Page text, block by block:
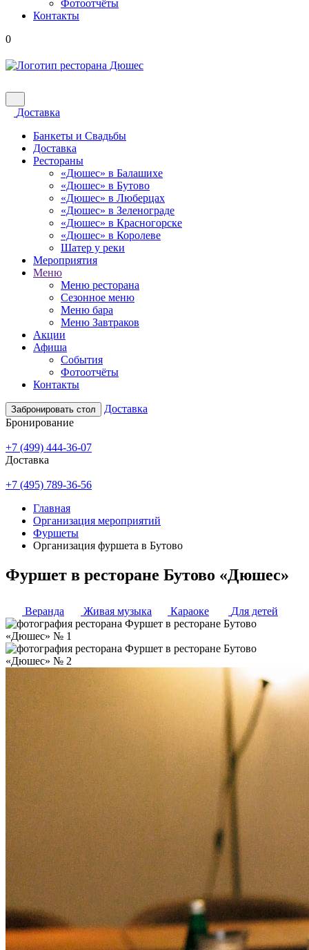
Фотоотчёты
Контакты
0
Доставка
Банкеты и Свадьбы
Доставка
Рестораны
«Дюшес» в Балашихе
«Дюшес» в Бутово
«Дюшес» в Люберцах
«Дюшес» в Зеленограде
«Дюшес» в Красногорске
«Дюшес» в Королеве
Шатер у реки
Мероприятия
Меню
Меню ресторана
Сезонное меню
Меню бара
Меню Завтраков
Акции
Афиша
События
Фотоотчёты
Контакты
Забронировать стол
Доставка
Бронирование
+7 (499) 444-36-07
Доставка
+7 (495) 789-36-56
Главная
Организация мероприятий
Фуршеты
Организация фуршета в Бутово
Фуршет в ресторане Бутово «Дюшес»
Веранда Живая музыка Караоке Для детей